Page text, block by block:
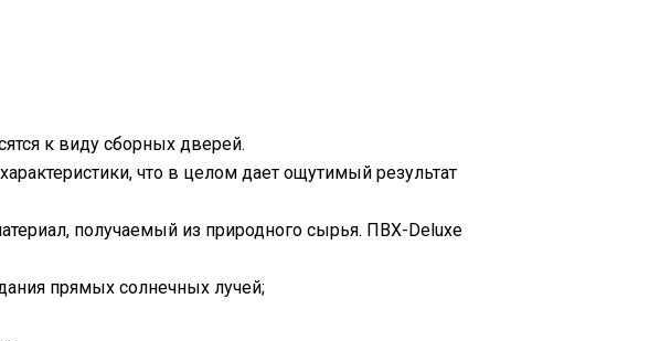
к виду сборных дверей.
что в целом дает ощутимый результат
получаемый из природного сырья. ПВХ-Deluxe
прямых солнечных лучей;